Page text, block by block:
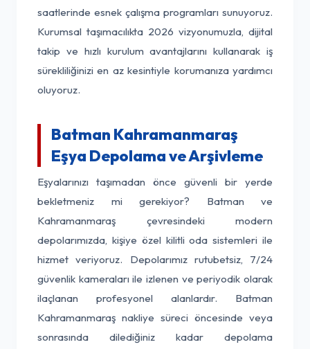
saatlerinde esnek çalışma programları sunuyoruz.
Kurumsal taşımacılıkta 2026 vizyonumuzla, dijital
takip ve hızlı kurulum avantajlarını kullanarak iş
sürekliliğinizi en az kesintiyle korumanıza yardımcı
oluyoruz.
Batman Kahramanmaraş
Eşya Depolama ve Arşivleme
Eşyalarınızı taşımadan önce güvenli bir yerde
bekletmeniz mi gerekiyor? Batman ve
Kahramanmaraş çevresindeki modern
depolarımızda, kişiye özel kilitli oda sistemleri ile
hizmet veriyoruz. Depolarımız rutubetsiz, 7/24
güvenlik kameraları ile izlenen ve periyodik olarak
ilaçlanan profesyonel alanlardır. Batman
Kahramanmaraş nakliye süreci öncesinde veya
sonrasında dilediğiniz kadar depolama